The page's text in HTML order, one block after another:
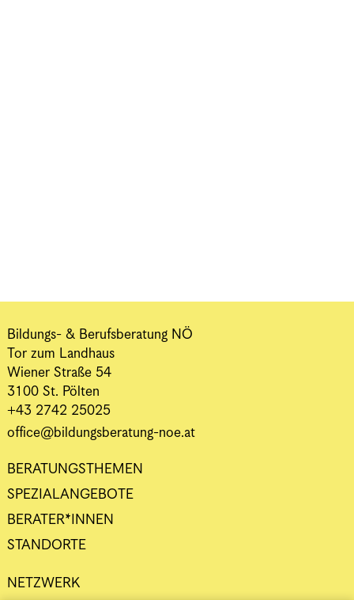
Bildungs- & Berufsberatung NÖ
Tor zum Landhaus
Wiener Straße 54
3100 St. Pölten
+43 2742 25025
office@bildungsberatung-noe.at
BERATUNGSTHEMEN
SPEZIALANGEBOTE
BERATER*INNEN
STANDORTE
NETZWERK